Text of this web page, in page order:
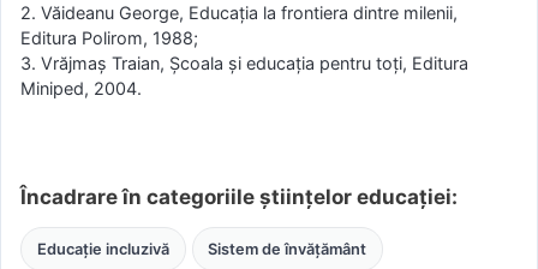
2. Văideanu George, Educaţia la frontiera dintre milenii,
Editura Polirom, 1988;
3. Vrăjmaş Traian, Şcoala şi educaţia pentru toţi, Editura
Miniped, 2004.
Încadrare în categoriile științelor educației:
Educație incluzivă Sistem de învățământ